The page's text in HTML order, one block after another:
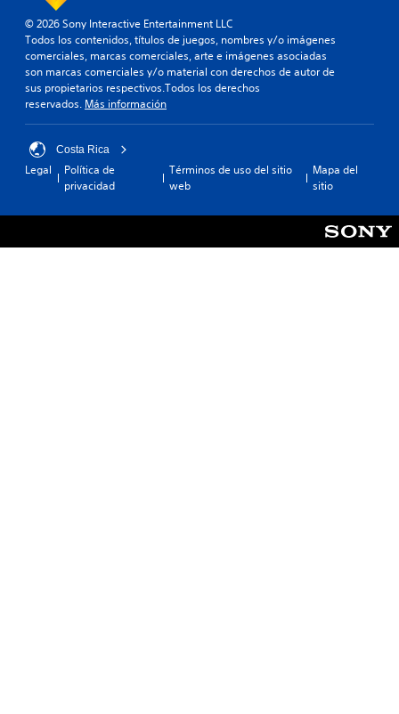
© 2026 Sony Interactive Entertainment LLC
Todos los contenidos, títulos de juegos, nombres y/o imágenes
comerciales, marcas comerciales, arte e imágenes asociadas
son marcas comerciales y/o material con derechos de autor de
sus propietarios respectivos.Todos los derechos
reservados. Más información
Costa Rica
Legal
Política de
privacidad
Términos de uso del sitio
web
Mapa del
sitio